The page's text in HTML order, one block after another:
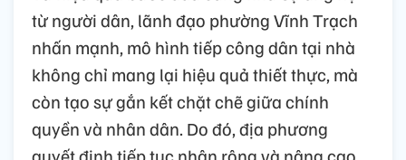
từ người dân, lãnh đạo phường Vĩnh Trạch
nhấn mạnh, mô hình tiếp công dân tại nhà
không chỉ mang lại hiệu quả thiết thực, mà
còn tạo sự gắn kết chặt chẽ giữa chính
quyền và nhân dân. Do đó, địa phương
quyết định tiếp tục nhân rộng và nâng cao